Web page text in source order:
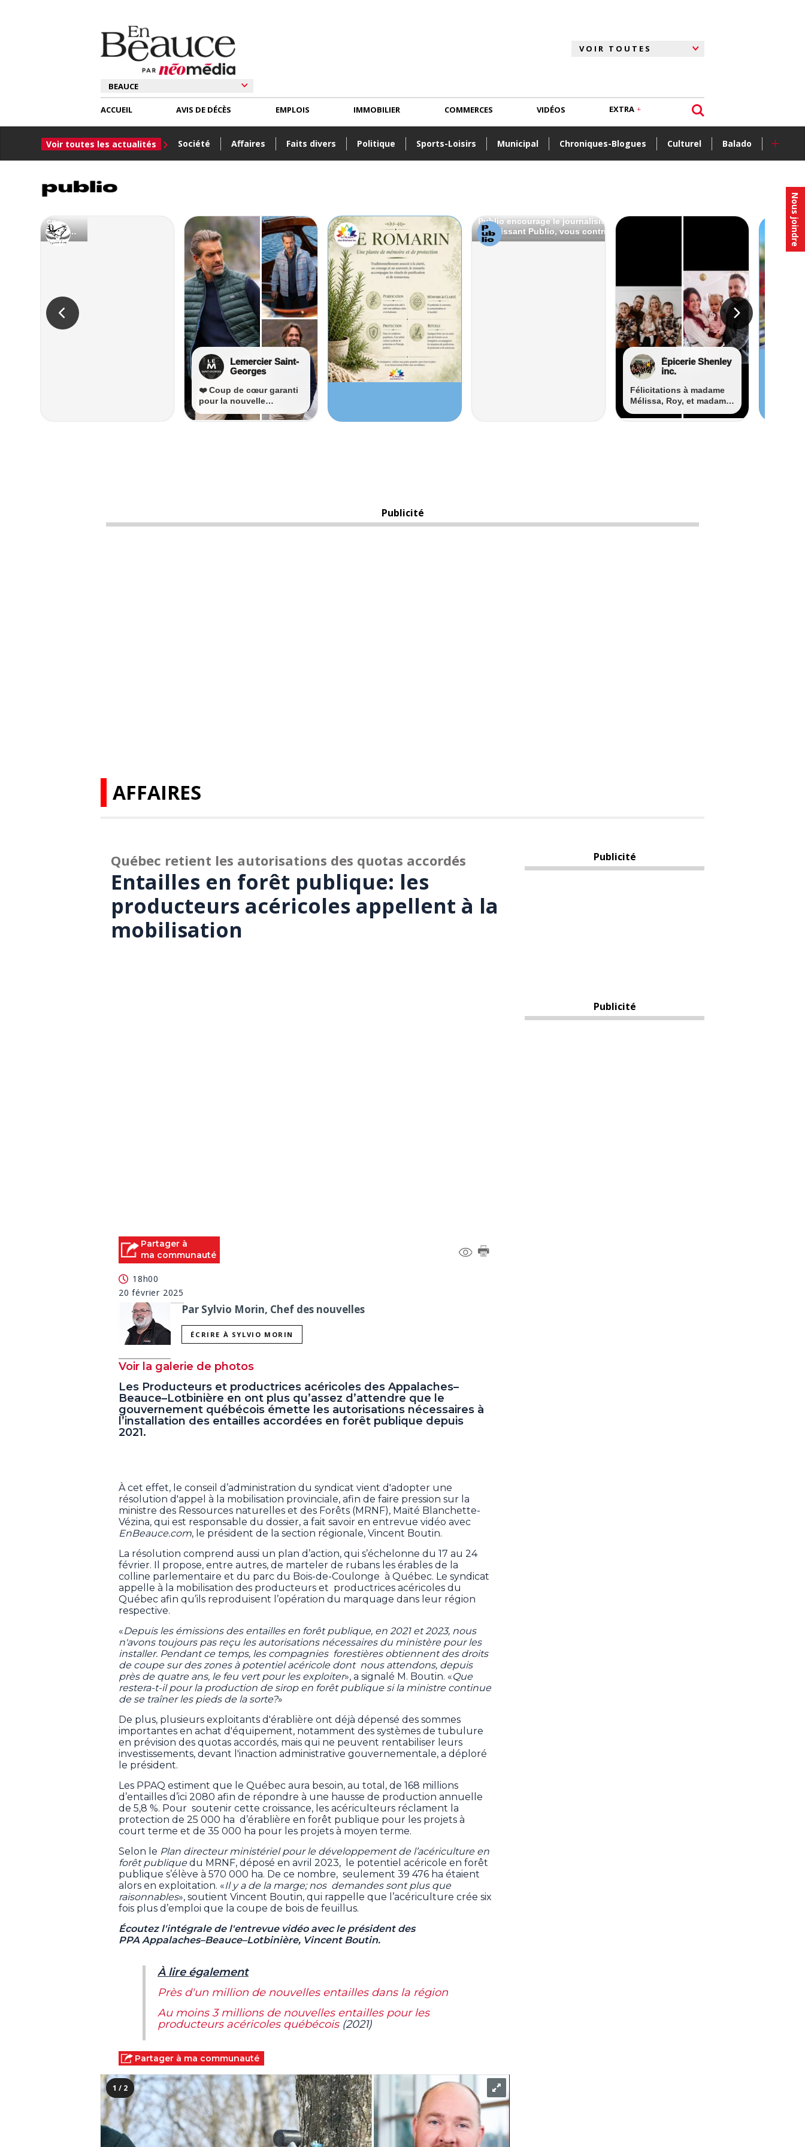
Nous joindre
ACCUEIL
Voir toutes les actualités Société Affaires Faits divers Politique Sports-Loisirs Municipal Chroniques-Blogues Culturel Balado +
AVIS DE DÉCÈS EMPLOIS IMMOBILIER COMMERCES VIDÉOS EXTRA
Publicité
AFFAIRES
Québec retient les autorisations des quotas accordés
Entailles en forêt publique: les
producteurs acéricoles appellent à la
mobilisation
Partager à
ma communauté
18h00
20 février 2025
Par Sylvio Morin, Chef des nouvelles
ÉCRIRE À SYLVIO MORIN
Voir la galerie de photos
Les Producteurs et productrices acéricoles des Appalaches–
Beauce–Lotbinière en ont plus qu’assez d’attendre que le
gouvernement québécois émette les autorisations nécessaires à
l’installation des entailles accordées en forêt publique depuis
2021.
À cet effet, le conseil d’administration du syndicat vient d'adopter une
résolution d'appel à la mobilisation provinciale, afin de faire pression sur la
ministre des Ressources naturelles et des Forêts (MRNF), Maïté Blanchette-
Vézina, qui est responsable du dossier, a fait savoir en entrevue vidéo avec
EnBeauce.com, le président de la section régionale, Vincent Boutin.
La résolution comprend aussi un plan d’action, qui s’échelonne du 17 au 24
février. Il propose, entre autres, de marteler de rubans les érables de la
colline parlementaire et du parc du Bois-de-Coulonge à Québec. Le syndicat
appelle à la mobilisation des producteurs et productrices acéricoles du
Québec afin qu’ils reproduisent l’opération du marquage dans leur région
respective.
«Depuis les émissions des entailles en forêt publique, en 2021 et 2023, nous
n'avons toujours pas reçu les autorisations nécessaires du ministère pour les
installer. Pendant ce temps, les compagnies forestières obtiennent des droits
de coupe sur des zones à potentiel acéricole dont nous attendons, depuis
près de quatre ans, le feu vert pour les exploiter», a signalé M. Boutin. «Que
restera-t-il pour la production de sirop en forêt publique si la ministre continue
de se traîner les pieds de la sorte?»
De plus, plusieurs exploitants d'érablière ont déjà dépensé des sommes
importantes en achat d'équipement, notamment des systèmes de tubulure
en prévision des quotas accordés, mais qui ne peuvent rentabiliser leurs
investissements, devant l'inaction administrative gouvernementale, a déploré
le président.
Les PPAQ estiment que le Québec aura besoin, au total, de 168 millions
d’entailles d’ici 2080 afin de répondre à une hausse de production annuelle
de 5,8 %. Pour soutenir cette croissance, les acériculteurs réclament la
protection de 25 000 ha d’érablière en forêt publique pour les projets à
court terme et de 35 000 ha pour les projets à moyen terme.
Selon le Plan directeur ministériel pour le développement de l’acériculture en
forêt publiquedu MRNF, déposé en avril 2023, le potentiel acéricole en forêt
publique s’élève à 570 000 ha. De ce nombre, seulement 39 476 ha étaient
alors en exploitation. «Il y a de la marge; nos demandes sont plus que
raisonnables», soutient Vincent Boutin, qui rappelle que l’acériculture crée six
fois plus d’emploi que la coupe de bois de feuillus.
Écoutez l'intégrale de l'entrevue vidéo avec le président des
PPA Appalaches–Beauce–Lotbinière, Vincent Boutin.
À lire également
Près d'un million de nouvelles entailles dans la région
Au moins 3 millions de nouvelles entailles pour les
producteurs acéricoles québécois(2021)
Partager à ma communauté
1 / 2
Publicité
Publicité